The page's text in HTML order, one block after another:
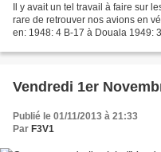
Il y avait un tel travail à faire sur
rare de retrouver nos avions en
en: 1948: 4 B-17 à Douala 1949:
Vendredi 1er
Publié le 01/11/2013 à 21:33
Par F3V1